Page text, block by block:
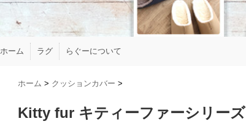
ホーム ラグ らぐーについて
ホーム > クッションカバー >
Kitty fur キティーファーシリーズ